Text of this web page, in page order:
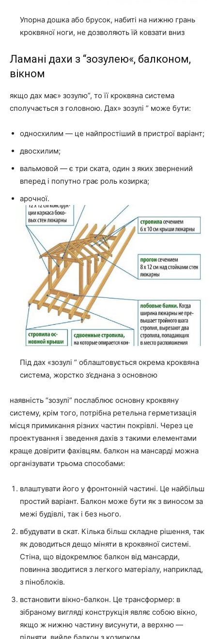
Упорна дошка або брусок, набиті на нижню грань
кроквяної ноги, не дозволяють їй ковзати вниз
Ламані дахи з “зозулею«, балконом,
вікном
якщо дах має» зозулю”, то її кроквяна система
сполучається з головною. Дах» зозулі ” може бути:
односхилим — це найпростіший в пристрої варіант;
двосхилим;
вальмовой — є три ската, один з яких звернений
вперед і попутно грає роль козирка;
арочної.
Під дах «зозулі ” облаштовується окрема кроквяна
система, жорстко з’єднана з основною
наявність “зозулі” послаблює основну кроквяну
систему, крім того, потрібна ретельна герметизація
місця примикання різних частин покрівлі. Через це
проектування і зведення дахів з такими елементами
краще довірити фахівцям. балкон на мансарді можна
організувати трьома способами:
влаштувати його у фронтонній частині. Це найбільш
простий варіант. Балкон може бути як з виносом за
межі будівлі, так і без нього.
вбудувати в скат. Кілька більш складне рішення, так
як доводиться дещо міняти в кроквяної системі.
Стіна, що відокремлює балкон від мансарди,
повинна зводитися з легкого матеріалу, наприклад,
з піноблоків.
встановити вікно-балкон. Це трансформер: в
зібраному вигляді конструкція являє собою вікно,
якщо ж нижню частину висунути, а верхню —
підняти, вийде балкон з козирком.